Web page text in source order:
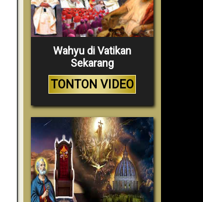
Wahyu di Vatikan
Sekarang
TONTON VIDEO